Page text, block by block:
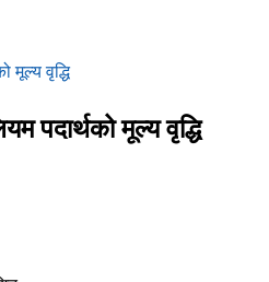
मूल्य वृद्धि
पदार्थको मूल्य वृद्धि